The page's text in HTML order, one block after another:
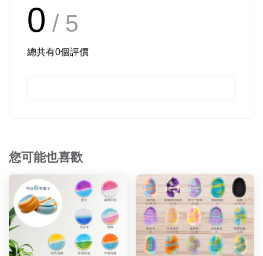
0 / 5
總共有0個評價
您可能也喜歡